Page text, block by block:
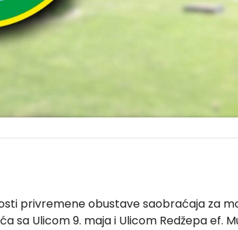
privremene obustave saobraćaja za
sa Ulicom 9. maja i Ulicom Redžepa ef.